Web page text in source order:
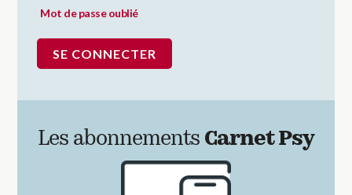
Mot de passe oublié
Les abonnements Carnet Psy